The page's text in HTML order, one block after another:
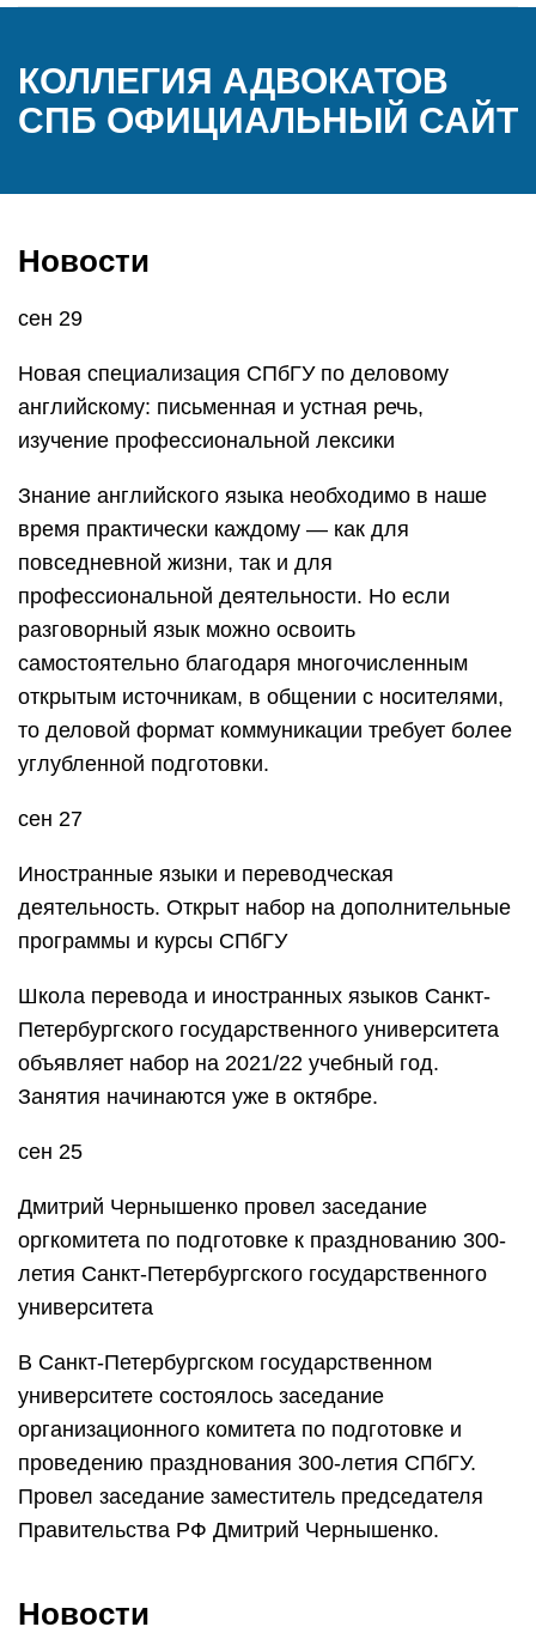
КОЛЛЕГИЯ АДВОКАТОВ
СПБ ОФИЦИАЛЬНЫЙ САЙТ
Новости
сен 29
Новая специализация СПбГУ по деловому
английскому: письменная и устная речь,
изучение профессиональной лексики
Знание английского языка необходимо в наше
время практически каждому — как для
повседневной жизни, так и для
профессиональной деятельности. Но если
разговорный язык можно освоить
самостоятельно благодаря многочисленным
открытым источникам, в общении с носителями,
то деловой формат коммуникации требует более
углубленной подготовки.
сен 27
Иностранные языки и переводческая
деятельность. Открыт набор на дополнительные
программы и курсы СПбГУ
Школа перевода и иностранных языков Санкт-
Петербургского государственного университета
объявляет набор на 2021/22 учебный год.
Занятия начинаются уже в октябре.
сен 25
Дмитрий Чернышенко провел заседание
оргкомитета по подготовке к празднованию 300-
летия Санкт-Петербургского государственного
университета
В Санкт-Петербургском государственном
университете состоялось заседание
организационного комитета по подготовке и
проведению празднования 300-летия СПбГУ.
Провел заседание заместитель председателя
Правительства РФ Дмитрий Чернышенко.
Новости